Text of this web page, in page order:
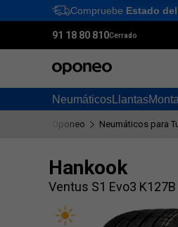
Compruebe Estado
91 18 80 810Cerrado
Neumáticos Llantas
Oponeo Neumáticos para
Hankook
Ventus S1 Evo3 K127B